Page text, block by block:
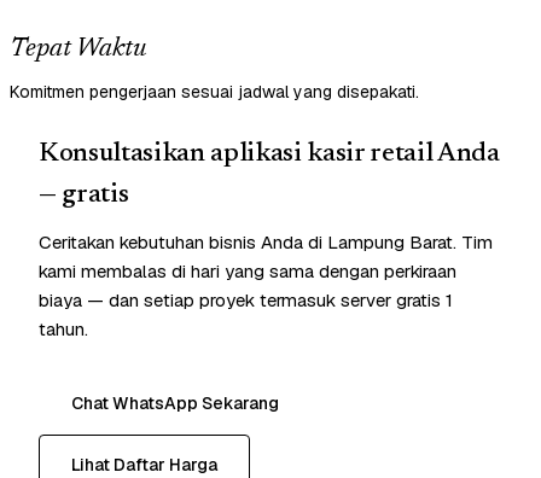
Tepat Waktu
Komitmen pengerjaan sesuai jadwal yang disepakati.
Konsultasikan aplikasi kasir retail Anda
— gratis
Ceritakan kebutuhan bisnis Anda di Lampung Barat. Tim
kami membalas di hari yang sama dengan perkiraan
biaya — dan setiap proyek termasuk server gratis 1
tahun.
Chat WhatsApp Sekarang
Lihat Daftar Harga